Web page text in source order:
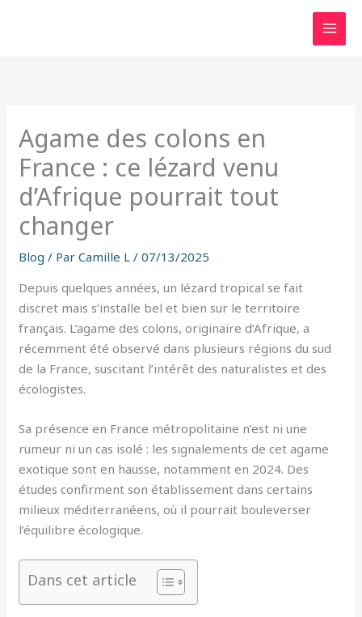
Agame des colons en
France : ce lézard venu
d’Afrique pourrait tout
changer
Blog / ParCamille L/07/13/2025
Depuis quelques années, un lézard tropical se fait
discret mais s’installe bel et bien sur le territoire
français. L’agame des colons, originaire d’Afrique, a
récemment été observé dans plusieurs régions du sud
de la France, suscitant l’intérêt des naturalistes et des
écologistes.
Sa présence en France métropolitaine n’est ni une
rumeur ni un cas isolé : les signalements de cet agame
exotique sont en hausse, notamment en 2024. Des
études confirment son établissement dans certains
milieux méditerranéens, où il pourrait bouleverser
l’équilibre écologique.
Dans cet article